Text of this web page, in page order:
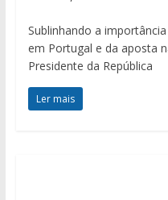
Sublinhando a
em Portugal e da aposta
Presidente da República
Ler mais